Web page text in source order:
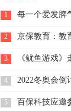
1
每一个爱发脾
知道
2
京保教育：教
话让我
3
《鱿鱼游戏
4
2022冬奥会倒
5 百保科技应邀